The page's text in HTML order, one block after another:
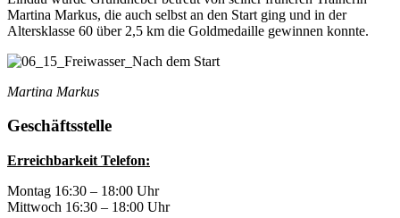
Martina Markus, die auch selbst an den Start ging und in der
Altersklasse 60 über 2,5 km die Goldmedaille gewinnen konnte.
Martina Markus
Geschäftsstelle
Erreichbarkeit Telefon:
Montag 16:30 – 18:00 Uhr
Mittwoch 16:30 – 18:00 Uhr